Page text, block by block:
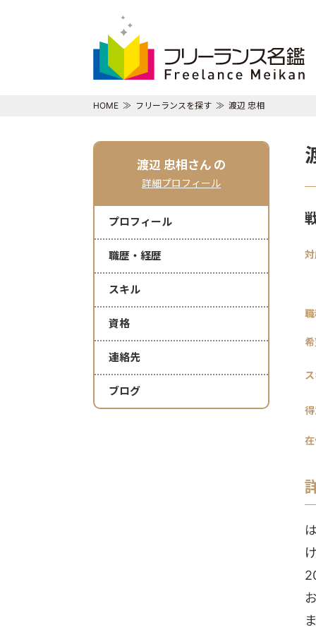
HOME フリーランスを探す 渡辺 忠相
渡辺 忠相さん の
詳細プロフィール
プロフィール
職歴・経歴
スキル
資格
連絡先
ブログ